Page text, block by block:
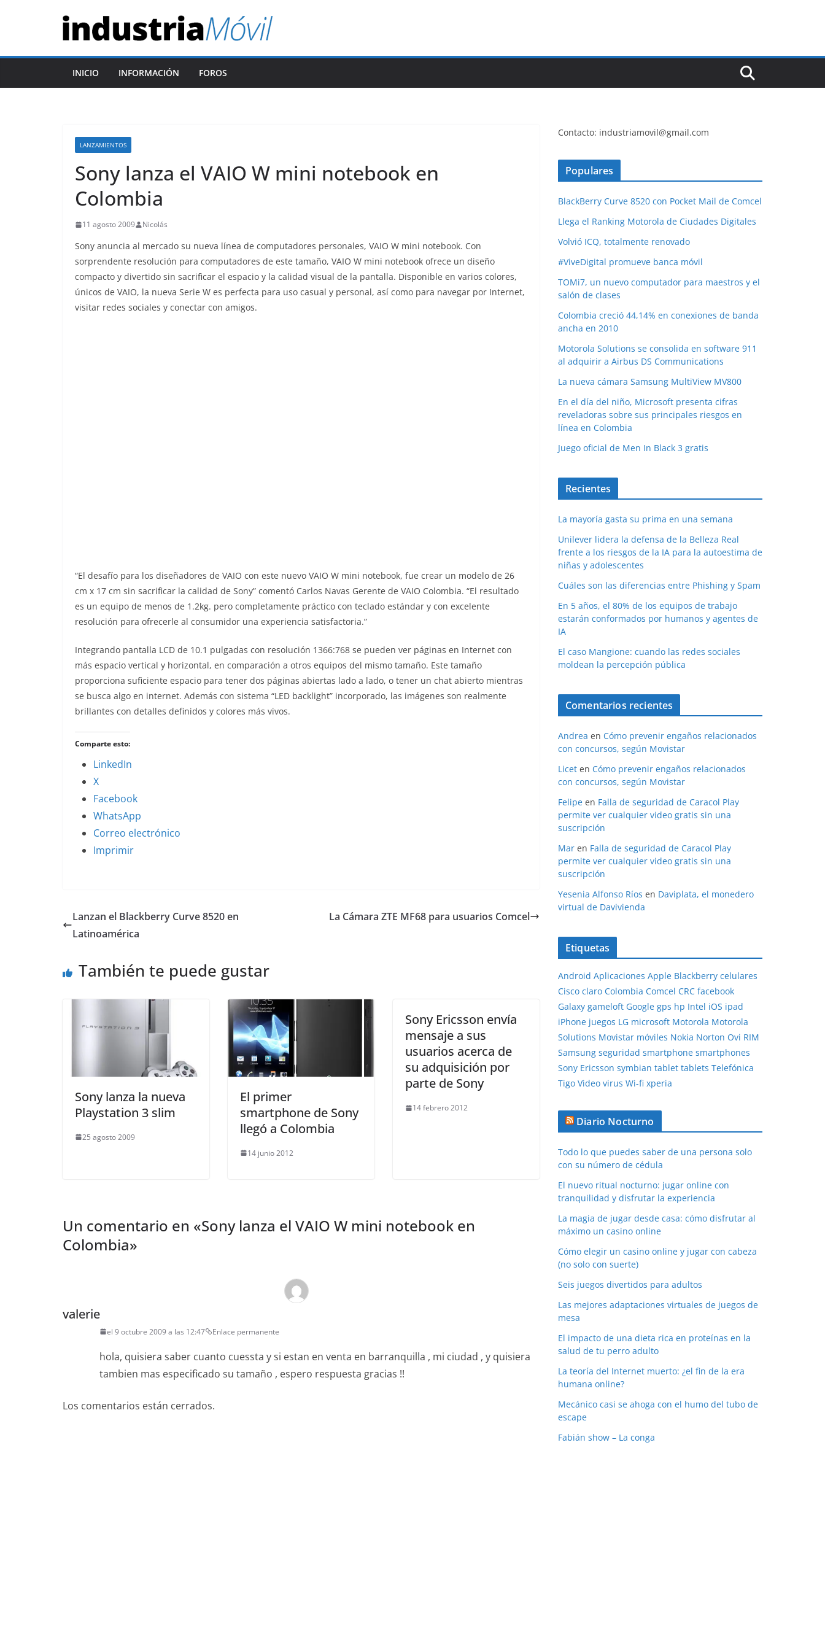
t
INICIO INFORMACIÓN FOROS
LANZAMIENTOS
Sony lanza el VAIO W mini notebook en
Colombia
11 agosto 2009 Nicolás
Sony anuncia al mercado su nueva línea de computadores personales, VAIO W mini notebook. Con
sorprendente resolución para computadores de este tamaño, VAIO W mini notebook ofrece un diseño
compacto y divertido sin sacrificar el espacio y la calidad visual de la pantalla. Disponible en varios colores,
únicos de VAIO, la nueva Serie W es perfecta para uso casual y personal, así como para navegar por Internet,
visitar redes sociales y conectar con amigos.
“El desafío para los diseñadores de VAIO con este nuevo VAIO W mini notebook, fue crear un modelo de 26
cm x 17 cm sin sacrificar la calidad de Sony” comentó Carlos Navas Gerente de VAIO Colombia. “El resultado
es un equipo de menos de 1.2kg. pero completamente práctico con teclado estándar y con excelente
resolución para ofrecerle al consumidor una experiencia satisfactoria.”
Integrando pantalla LCD de 10.1 pulgadas con resolución 1366:768 se pueden ver páginas en Internet con
más espacio vertical y horizontal, en comparación a otros equipos del mismo tamaño. Este tamaño
proporciona suficiente espacio para tener dos páginas abiertas lado a lado, o tener un chat abierto mientras
se busca algo en internet. Además con sistema “LED backlight” incorporado, las imágenes son realmente
brillantes con detalles definidos y colores más vivos.
Comparte esto:
LinkedIn
X
Facebook
WhatsApp
Correo electrónico
Imprimir
Lanzan el Blackberry Curve 8520 en
Latinoamérica
La Cámara ZTE MF68 para usuarios Comcel
También te puede gustar
Sony lanza la nueva
Playstation 3 slim
25 agosto 2009
El primer
smartphone de Sony
llegó a Colombia
14 junio 2012
Sony Ericsson envía
mensaje a sus
usuarios acerca de
su adquisición por
parte de Sony
14 febrero 2012
Un comentario en «Sony lanza el VAIO W mini notebook en
Colombia»
valerie
el 9 octubre 2009 a las 12:47 Enlace permanente
hola, quisiera saber cuanto cuessta y si estan en venta en barranquilla , mi ciudad , y quisiera
tambien mas especificado su tamaño , espero respuesta gracias !!
Los comentarios están cerrados.
Contacto: industriamovil@gmail.com
Populares
BlackBerry Curve 8520 con Pocket Mail de Comcel
Llega el Ranking Motorola de Ciudades Digitales
Volvió ICQ, totalmente renovado
#ViveDigital promueve banca móvil
TOMi7, un nuevo computador para maestros y el
salón de clases
Colombia creció 44,14% en conexiones de banda
ancha en 2010
Motorola Solutions se consolida en software 911
al adquirir a Airbus DS Communications
La nueva cámara Samsung MultiView MV800
En el día del niño, Microsoft presenta cifras
reveladoras sobre sus principales riesgos en
línea en Colombia
Juego oficial de Men In Black 3 gratis
Recientes
La mayoría gasta su prima en una semana
Unilever lidera la defensa de la Belleza Real
frente a los riesgos de la IA para la autoestima de
niñas y adolescentes
Cuáles son las diferencias entre Phishing y Spam
En 5 años, el 80% de los equipos de trabajo
estarán conformados por humanos y agentes de
IA
El caso Mangione: cuando las redes sociales
moldean la percepción pública
Comentarios recientes
Andrea en Cómo prevenir engaños relacionados
con concursos, según Movistar
Licet en Cómo prevenir engaños relacionados
con concursos, según Movistar
Felipe en Falla de seguridad de Caracol Play
permite ver cualquier video gratis sin una
suscripción
Mar en Falla de seguridad de Caracol Play
permite ver cualquier video gratis sin una
suscripción
Yesenia Alfonso Ríos en Daviplata, el monedero
virtual de Davivienda
Etiquetas
Android Aplicaciones Apple Blackberry celulares
Cisco claro Colombia Comcel CRC facebook
Galaxy gameloft Google gps hp Intel iOS ipad
iPhone juegos LG microsoft Motorola Motorola
Solutions Movistar móviles Nokia Norton Ovi RIM
Samsung seguridad smartphone smartphones
Sony Ericsson symbian tablet tablets Telefónica
Tigo Video virus Wi-fi xperia
Diario Nocturno
Todo lo que puedes saber de una persona solo
con su número de cédula
El nuevo ritual nocturno: jugar online con
tranquilidad y disfrutar la experiencia
La magia de jugar desde casa: cómo disfrutar al
máximo un casino online
Cómo elegir un casino online y jugar con cabeza
(no solo con suerte)
Seis juegos divertidos para adultos
Las mejores adaptaciones virtuales de juegos de
mesa
El impacto de una dieta rica en proteínas en la
salud de tu perro adulto
La teoría del Internet muerto: ¿el fin de la era
humana online?
Mecánico casi se ahoga con el humo del tubo de
escape
Fabián show – La conga